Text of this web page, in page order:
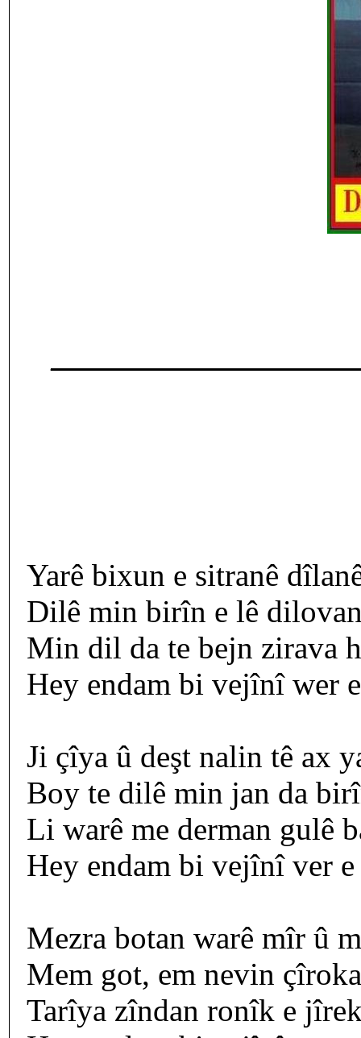
Yarê bixun e sitranê
Dilê min birîn e lê
Min dil da te bejn zirava
Hey endam bi vejînî wer
Ji çîya û deşt nalin tê ax
Boy te dilê min jan da
Li warê me derman gulê
Hey endam bi vejînî ver
Mezra botan warê mîr û
Mem got, em nevin
Tarîya zîndan ronîk e